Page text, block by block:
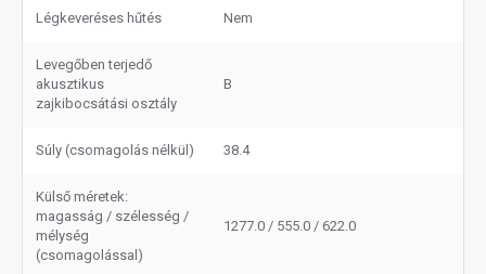
Légkeveréses hűtés Nem
Levegőben terjedő
akusztikus
zajkibocsátási osztály
B
Súly (csomagolás nélkül) 38.4
Külső méretek:
magasság / szélesség /
mélység
(csomagolással)
1277.0 / 555.0 / 622.0